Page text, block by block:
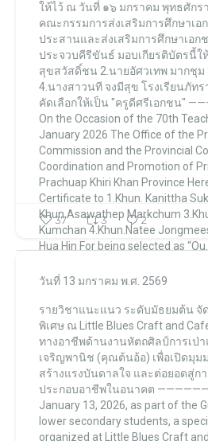
โรงเรียนภัทราวดี หัวหิน แผนกมัธยม Patravadi School Huahin Jan
ให้ไว้ ณ วันที่ ๑๖ มกราคม พุทธศัก
คณะกรรมการส่งเสริมการศึกษาเ
ประสานและส่งเสริมการศึกษาเอก
ประจวบคีรีขันธ์ มอบเกียรติบัตรนี้ใ
สุขสวัสดิ์ชน 2.นายอัศวเทพ มากชุม
4.นางสาวนที จงมีสุข โรงเรียนภัท
คัดเลือกให้เป็น "ครูดีศรีเอกชน"
On the Occasion of the 70th
January 2026 The Office of the
Commission and the Provincial
Coordination and Promotion of
Prachuap Khiri Khan Province
Certificate to 1.Khun. Kanittha
Khun.Asawathep Markchum
Kumchan 4.Khun.Natee
Hua Hin For being selected as “Ou...
โรงเรียนภัทราวดี หัวหิน แผนกมัธยม Patravadi School Huahin Jan
37 3 2
วันที่ 13 มกราคม พ.ศ. 2569
รายวิชาแนะแนว ระดับมัธยมต้น จั
พิเศษ ณ Little Blues Craft and
ทางอาชีพด้านงานหัตถศิลป์การเป่
เจริญพานิช (คุณต้นอ้อ) เพื่อเปิดมุม
สร้างแรงบันดาลใจ และต่อยอดสู่ก
ประกอบอาชีพในอนาคต
January 13, 2026, as part of the
lower secondary students, a
organized at Little Blues Craft